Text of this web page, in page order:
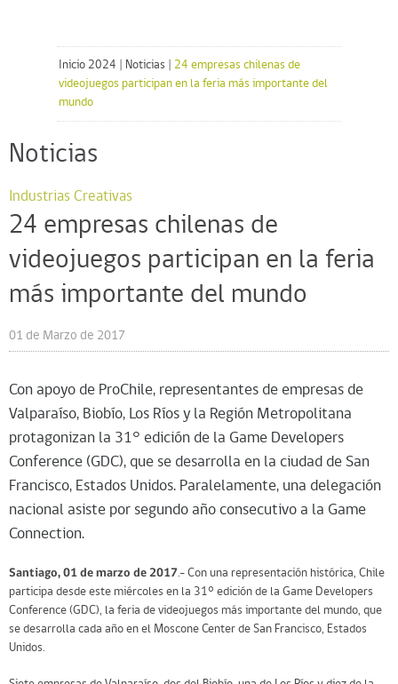
Inicio 2024 Noticias
24 empresas chilenas de
videojuegos participan en la feria más importante del
mundo
Noticias
Industrias Creativas
24 empresas chilenas de
videojuegos participan en la feria
más importante del mundo
01 de Marzo de 2017
Con apoyo de ProChile, representantes de empresas de
Valparaíso, Biobío, Los Ríos y la Región Metropolitana
protagonizan la 31° edición de la Game Developers
Conference (GDC), que se desarrolla en la ciudad de San
Francisco, Estados Unidos. Paralelamente, una delegación
nacional asiste por segundo año consecutivo a la Game
Connection.
Santiago, 01 de marzo de 2017.- Con una representación histórica, Chile
participa desde este miércoles en la 31° edición de la Game Developers
Conference (GDC), la feria de videojuegos más importante del mundo, que
se desarrolla cada año en el Moscone Center de San Francisco, Estados
Unidos.